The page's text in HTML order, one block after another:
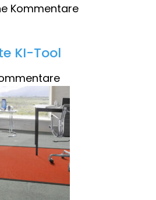
Kommentare
KI-Tool